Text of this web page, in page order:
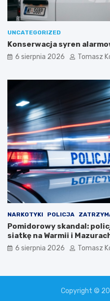
UNCATEGORIZED
Konserwacja syren
6 sierpnia 2026 Tomasz
NARKOTYKI POLICJA
Pomidorowy skandal:
siatkę na Warmii i
6 sierpnia 2026 Tomasz
Copyright ©